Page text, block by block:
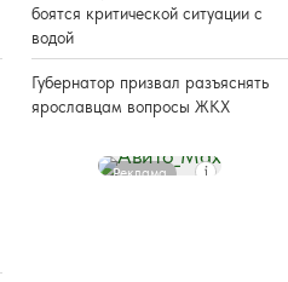
боятся критической ситуации с
водой
Губернатор призвал разъяснять
ярославцам вопросы ЖКХ
Реклама